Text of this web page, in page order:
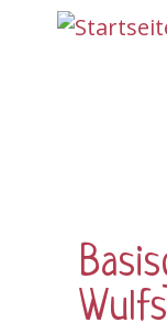
Direkt zum Inhalt